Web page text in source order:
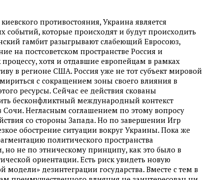
противостояния, Украина является
событий, которые происходят и будут происходить
гамбит разыгрывают слабеющий Евросоюз,
на постсоветском пространстве Россия и
хотя и отдавшие европейцам в рамках
в регионе США. Россия уже не тот субъект мировой
с сокращением зоны своего влияния в
ресурсы. Сейчас ее действия скованы
бесконфликтный международный контекст
Негласным соглашением по этому вопросу
со стороны Запада. Но по завершении Игр
обострение ситуации вокруг Украины. Пока же
политического пространства
но не по этническому принципу, как это было в
ориентации. Есть риск увидеть новую
дезинтеграции государства. Вместе с тем в